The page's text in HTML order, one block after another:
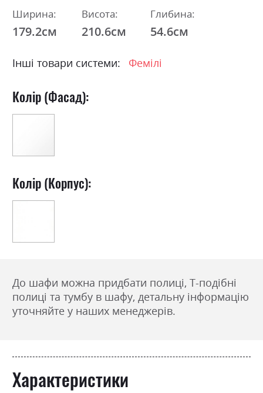
Ширина:
179.2см
Висота:
210.6см
Глибина:
54.6см
Інші товари системи: Фемілі
Колір (Фасад):
Колір (Корпус):
До шафи можна придбати полиці, Т-подібні
полиці та тумбу в шафу, детальну інформацію
уточняйте у наших менеджерів.
Характеристики